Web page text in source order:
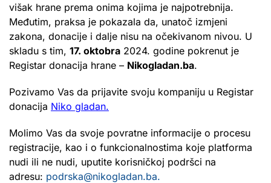
višak hrane prema onima kojima je najpotrebnija.
Međutim, praksa je pokazala da, unatoč izmjeni
zakona, donacije i dalje nisu na očekivanom nivou. U
skladu s tim, 17. oktobra 2024. godine pokrenut je
Registar donacija hrane – Nikogladan.ba.
Pozivamo Vas da prijavite svoju kompaniju u Registar
donacija Niko gladan.
Molimo Vas da svoje povratne informacije o procesu
registracije, kao i o funkcionalnostima koje platforma
nudi ili ne nudi, uputite korisničkoj podršci na
adresu: podrska@nikogladan.ba.